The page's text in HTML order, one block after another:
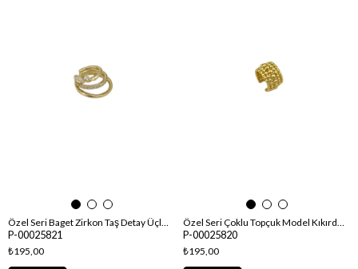
Özel Seri Baget Zirkon Taş Detay Üçlü Görünüm Kıkırdak Küpe
P-00025821
₺195,00
Özel Seri Çoklu Topçuk Model Kıkırdak Küpe
P-00025820
₺195,00